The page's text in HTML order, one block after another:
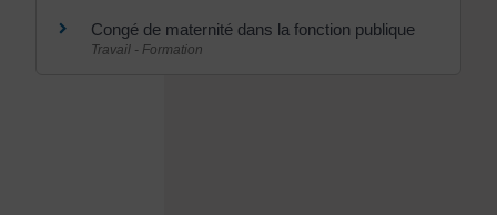
Congé de maternité dans la fonction publique
Travail - Formation